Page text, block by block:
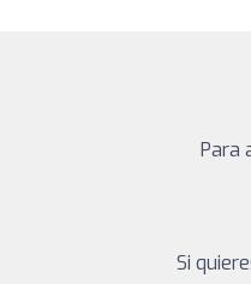
Para
Si